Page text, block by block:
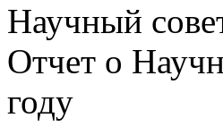
Научный
Отчет о
году